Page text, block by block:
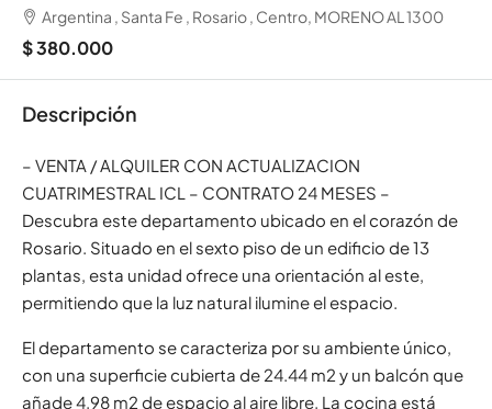
Argentina , Santa Fe , Rosario , Centro, MORENO AL 1300
$ 380.000
Descripción
– VENTA / ALQUILER CON ACTUALIZACION
CUATRIMESTRAL ICL – CONTRATO 24 MESES –
Descubra este departamento ubicado en el corazón de
Rosario. Situado en el sexto piso de un edificio de 13
plantas, esta unidad ofrece una orientación al este,
permitiendo que la luz natural ilumine el espacio.
El departamento se caracteriza por su ambiente único,
con una superficie cubierta de 24.44 m2 y un balcón que
añade 4.98 m2 de espacio al aire libre. La cocina está